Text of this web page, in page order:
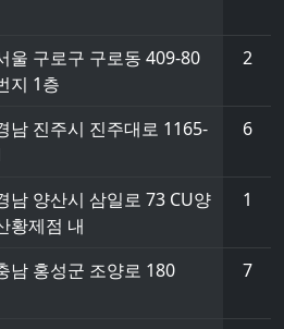
울 구로구 구로동 409-80
지 1층
2
남 진주시 진주대로 1165-
6
남 양산시 삼일로 73 CU양
황제점 내
1
남 홍성군 조양로 180 7